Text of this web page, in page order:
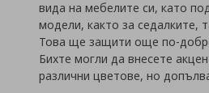
вида на мебелите си, като
модели, както за седалките,
Това ще защити още по-
Бихте могли да внесете
различни цветове, но